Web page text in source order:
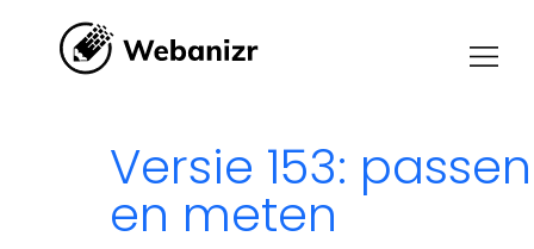
Versie 153: passen
en meten